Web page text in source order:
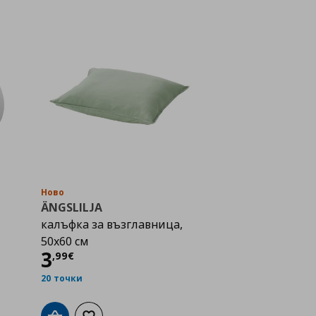
Ново
ÄNGSLILJA
калъфка за възглавница,
50x60 см
3,99€
Цена
20 точки